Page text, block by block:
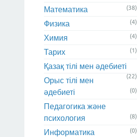
Математика (38)
Физика (4)
Химия (4)
Тарих (1)
Қазақ тілі мен әдебиеті
(22)
Орыс тілі мен
әдебиеті
(0)
Педагогика және
психология
(8)
Информатика (0)